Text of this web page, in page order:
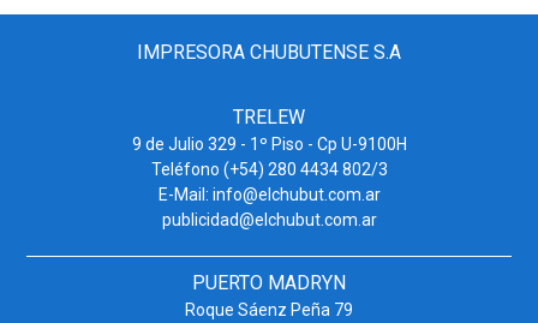
IMPRESORA CHUBUTENSE S.A
TRELEW
9 de Julio 329 - 1º Piso - Cp U-9100H
Teléfono (+54) 280 4434 802/3
E-Mail: info@elchubut.com.ar
publicidad@elchubut.com.ar
PUERTO MADRYN
Roque Sáenz Peña 79